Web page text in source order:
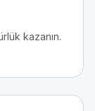
kazanın.